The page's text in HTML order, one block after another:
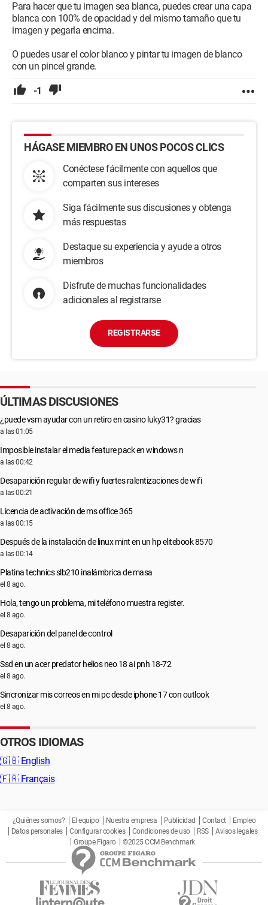
Para hacer que tu imagen sea blanca, puedes crear una capa
blanca con 100% de opacidad y del mismo tamaño que tu
imagen y pegarla encima.
O puedes usar el color blanco y pintar tu imagen de blanco
con un pincel grande.
-1
HÁGASE MIEMBRO EN UNOS POCOS CLICS
Conéctese fácilmente con aquellos que
comparten sus intereses
Siga fácilmente sus discusiones y obtenga
más respuestas
Destaque su experiencia y ayude a otros
miembros
Disfrute de muchas funcionalidades
adicionales al registrarse
REGISTRARSE
ÚLTIMAS DISCUSIONES
¿puede vsm ayudar con un retiro en casino luky31? gracias
a las 01:05
Imposible instalar el media feature pack en windows n
a las 00:42
Desaparición regular de wifi y fuertes ralentizaciones de wifi
a las 00:21
Licencia de activación de ms office 365
a las 00:15
Después de la instalación de linux mint en un hp elitebook 8570
a las 00:14
Platina technics slb210 inalámbrica de masa
el 8 ago.
Hola, tengo un problema, mi teléfono muestra register.
el 8 ago.
Desaparición del panel de control
el 8 ago.
Ssd en un acer predator helios neo 18 ai pnh 18-72
el 8 ago.
Sincronizar mis correos en mi pc desde iphone 17 con outlook
el 8 ago.
OTROS IDIOMAS
🇬🇧 English
🇫🇷 Français
¿Quiénes somos? El equipo Nuestra empresa Publicidad Contact
Empleo
Datos personales
Configurar cookies Condiciones de uso RSS
Avisos legales
Groupe Figaro
©2025 CCM Benchmark